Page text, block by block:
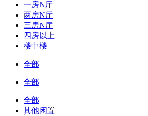
一房N厅
两房N厅
三房N厅
四房以上
楼中楼
全部
全部
全部
其他闲置